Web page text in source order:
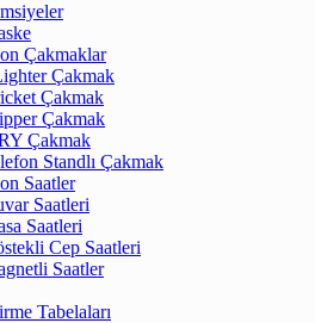
Çakmaklar
Çakmak
Çakmak
Çakmak
Çakmak
Standlı Çakmak
Saatler
Saatleri
Saatleri
Cep Saatleri
Saatler
Tabelaları